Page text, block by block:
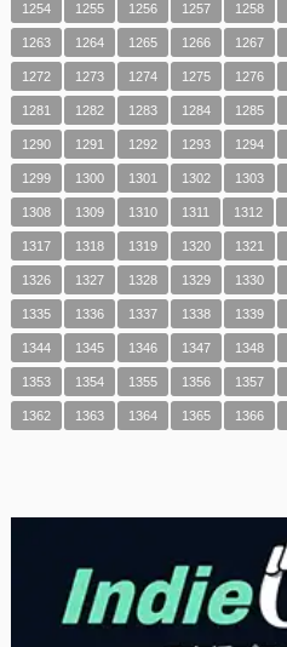
1254 1255 1256 1257 1258
1263 1264 1265 1266 1267
1272 1273 1274 1275 1276
1281 1282 1283 1284 1285
1290 1291 1292 1293 1294
1299 1300 1301 1302 1303
1308 1309 1310 1311 1312
1317 1318 1319 1320 1321
1326 1327 1328 1329 1330
1335 1336 1337 1338 1339
1344 1345 1346 1347 1348
1353 1354 1355 1356 1357
1362 1363 1364 1365 1366